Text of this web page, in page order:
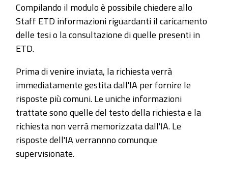
Compilando il modulo è possibile chiedere allo
Staff ETD informazioni riguardanti il caricamento
delle tesi o la consultazione di quelle presenti in
ETD.
Prima di venire inviata, la richiesta verrà
immediatamente gestita dall'IA per fornire le
risposte più comuni. Le uniche informazioni
trattate sono quelle del testo della richiesta e la
richiesta non verrà memorizzata dall'IA. Le
risposte dell'IA verrannno comunque
supervisionate.